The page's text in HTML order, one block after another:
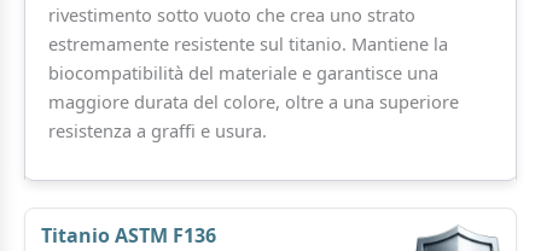
rivestimento sotto vuoto che crea uno strato
estremamente resistente sul titanio. Mantiene la
biocompatibilità del materiale e garantisce una
maggiore durata del colore, oltre a una superiore
resistenza a graffi e usura.
Titanio ASTM F136